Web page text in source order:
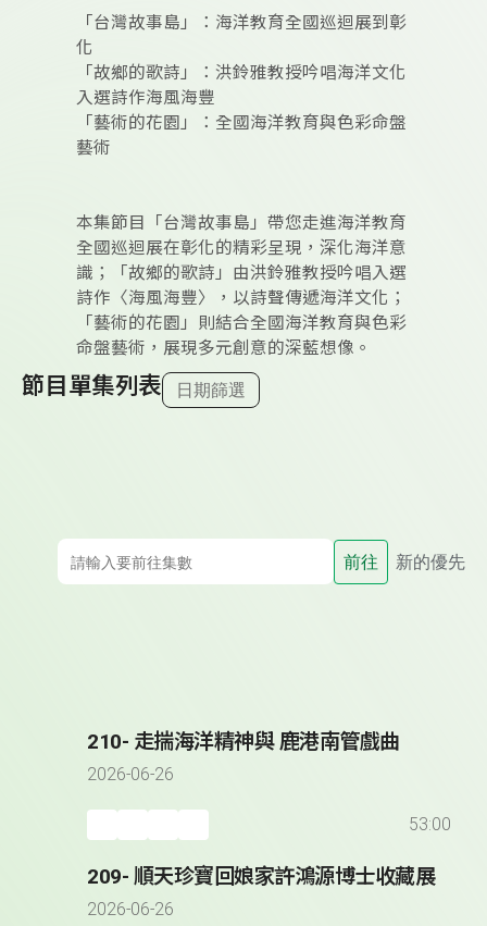
「台灣故事島」：海洋教育全國巡迴展到彰
化
「故鄉的歌詩」：洪鈴雅教授吟唱海洋文化
入選詩作海風海豐
「藝術的花園」：全國海洋教育與色彩命盤
藝術
本集節目「台灣故事島」帶您走進海洋教育
全國巡迴展在彰化的精彩呈現，深化海洋意
識；「故鄉的歌詩」由洪鈴雅教授吟唱入選
詩作〈海風海豐〉，以詩聲傳遞海洋文化；
「藝術的花園」則結合全國海洋教育與色彩
命盤藝術，展現多元創意的深藍想像。
節目單集列表 日期篩選
前往 新的優先
210- 走揣海洋精神與 鹿港南管戲曲
2026-06-26
53:00
209- 順天珍寶回娘家許鴻源博士收藏展
2026-06-26